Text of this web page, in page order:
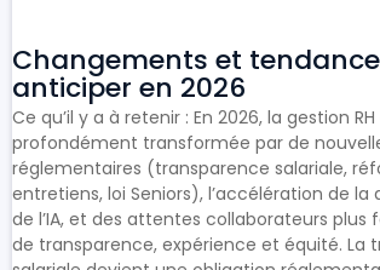
Changements et
anticiper en 2026
Ce qu’il y a à retenir : En 2026, la gestion
profondément transformée par de
réglementaires (transparence salariale,
entretiens, loi Seniors), l’accélération de la
de l’IA, et des attentes collaborateurs plus
de transparence, expérience et équité. La